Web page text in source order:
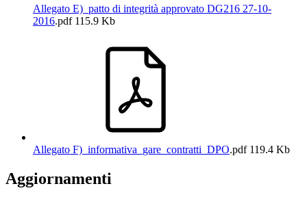
Allegato E)_patto di integrità approvato DG216 27-10-
2016.pdf115.9 Kb
Allegato F)_informativa_gare_contratti_DPO.pdf119.4 Kb
Aggiornamenti